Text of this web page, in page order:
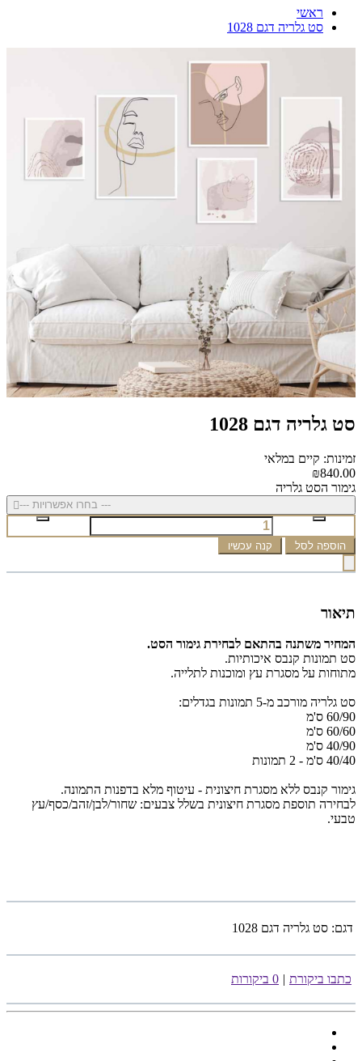
ראשי
סט גלריה דגם 1028
סט גלריה דגם 1028
זמינות: קיים במלאי
₪840.00
גימור הסט גלריה
--- בחרו אפשרויות ---
הוספה לסל קנה עכשיו
תיאור
המחיר משתנה בהתאם לבחירת גימור הסט.
סט תמונות קנבס איכותיות.
מתוחות על מסגרת עץ ומוכנות לתלייה.
סט גלריה מורכב מ-5 תמונות בגדלים:
60/90 ס'מ
60/60 ס'מ
40/90 ס'מ
40/40 ס'מ - 2 תמונות
גימור קנבס ללא מסגרת חיצונית - עיטוף מלא בדפנות התמונה.
לבחירה תוספת מסגרת חיצונית בשלל צבעים: שחור/לבן/זהב/כסף/עץ
טבעי.
דגם: סט גלריה דגם 1028
כתבו ביקורת | 0 ביקורות